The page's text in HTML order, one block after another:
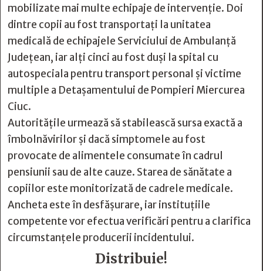
mobilizate mai multe echipaje de intervenție. Doi
dintre copii au fost transportați la unitatea
medicală de echipajele Serviciului de Ambulanță
Județean, iar alți cinci au fost duși la spital cu
autospeciala pentru transport personal și victime
multiple a Detașamentului de Pompieri Miercurea
Ciuc.
Autoritățile urmează să stabilească sursa exactă a
îmbolnăvirilor și dacă simptomele au fost
provocate de alimentele consumate în cadrul
pensiunii sau de alte cauze. Starea de sănătate a
copiilor este monitorizată de cadrele medicale.
Ancheta este în desfășurare, iar instituțiile
competente vor efectua verificări pentru a clarifica
circumstanțele producerii incidentului.
Distribuie!